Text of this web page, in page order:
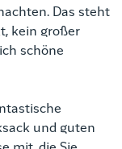
Das steht
kein großer
schöne
und guten